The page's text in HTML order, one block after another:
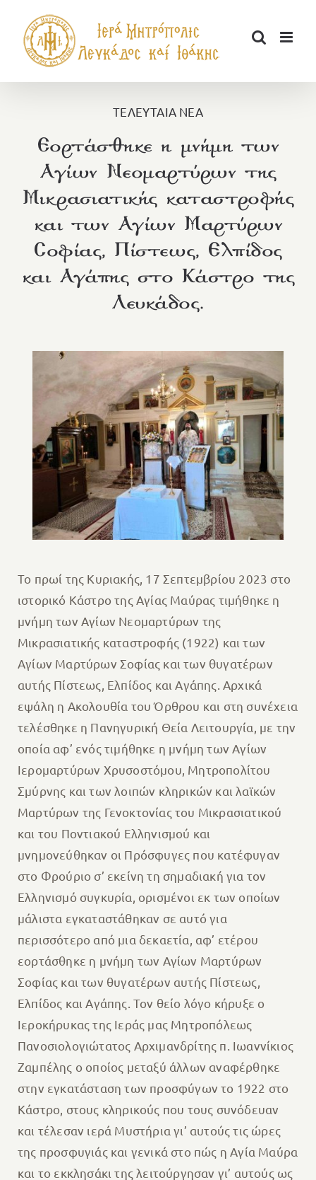
περιεχόμενο
ΤΕΛΕΥΤΑΙΑ ΝΕΑ
Εορτάσθηκε η μνήμη των
Αγίων Νεομαρτύρων της
Μικρασιατικής καταστροφής
και των Αγίων Μαρτύρων
Σοφίας, Πίστεως, Ελπίδος
και Αγάπης στο Κάστρο της
Λευκάδος.
Το πρωί της Κυριακής, 17 Σεπτεμβρίου 2023 στο
ιστορικό Κάστρο της Αγίας Μαύρας τιμήθηκε η
μνήμη των Αγίων Νεομαρτύρων της
Μικρασιατικής καταστροφής (1922) και των
Αγίων Μαρτύρων Σοφίας και των θυγατέρων
αυτής Πίστεως, Ελπίδος και Αγάπης. Αρχικά
εψάλη η Ακολουθία του Όρθρου και στη συνέχεια
τελέσθηκε η Πανηγυρική Θεία Λειτουργία, με την
οποία αφ’ ενός τιμήθηκε η μνήμη των Αγίων
Ιερομαρτύρων Χρυσοστόμου, Μητροπολίτου
Σμύρνης και των λοιπών κληρικών και λαϊκών
Μαρτύρων της Γενοκτονίας του Μικρασιατικού
και του Ποντιακού Ελληνισμού και
μνημονεύθηκαν οι Πρόσφυγες που κατέφυγαν
στο Φρούριο σ’ εκείνη τη σημαδιακή για τον
Ελληνισμό συγκυρία, ορισμένοι εκ των οποίων
μάλιστα εγκαταστάθηκαν σε αυτό για
περισσότερο από μια δεκαετία, αφ’ ετέρου
εορτάσθηκε η μνήμη των Αγίων Μαρτύρων
Σοφίας και των θυγατέρων αυτής Πίστεως,
Ελπίδος και Αγάπης. Τον θείο λόγο κήρυξε ο
Ιεροκήρυκας της Ιεράς μας Μητροπόλεως
Πανοσιολογιώτατος Αρχιμανδρίτης π. Ιωαννίκιος
Ζαμπέλης ο οποίος μεταξύ άλλων αναφέρθηκε
στην εγκατάσταση των προσφύγων το 1922 στο
Κάστρο, στους κληρικούς που τους συνόδευαν
και τέλεσαν ιερά Μυστήρια γι’ αυτούς τις ώρες
της προσφυγιάς και γενικά στο πώς η Αγία Μαύρα
και το εκκλησάκι της λειτούργησαν γι’ αυτούς ως